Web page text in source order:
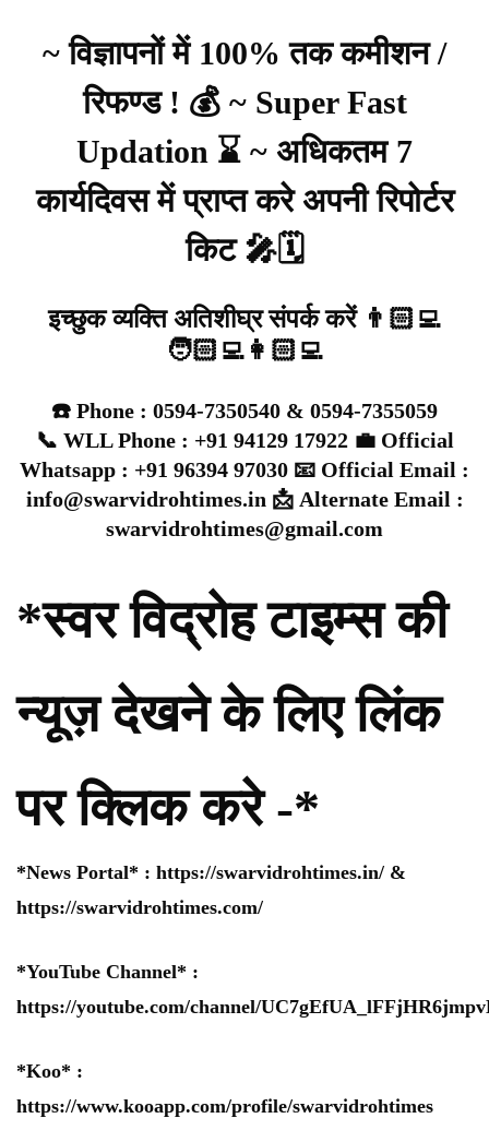
~ विज्ञापनों में 100% तक कमीशन /
रिफण्ड ! 💰 ~ Super Fast
Updation ⌛ ~ अधिकतम 7
कार्यदिवस में प्राप्त करे अपनी रिपोर्टर
किट 🎤🗓️
इच्छुक व्यक्ति अतिशीघ्र संपर्क करें 👨🏻‍💻
🧑🏻‍💻👩🏻‍💻
☎️ Phone : 0594-7350540 & 0594-7355059
📞 WLL Phone : +91 94129 17922 💼 Official
Whatsapp : +91 96394 97030 📧 Official Email :
info@swarvidrohtimes.in 📩 Alternate Email :
swarvidrohtimes@gmail.com
*स्वर विद्रोह टाइम्स की
न्यूज़ देखने के लिए लिंक
पर क्लिक करे -*
*News Portal* : https://swarvidrohtimes.in/ &
https://swarvidrohtimes.com/
*YouTube Channel* :
https://youtube.com/channel/
*Koo* :
https://www.kooapp.com/profile/swarvidrohtimes